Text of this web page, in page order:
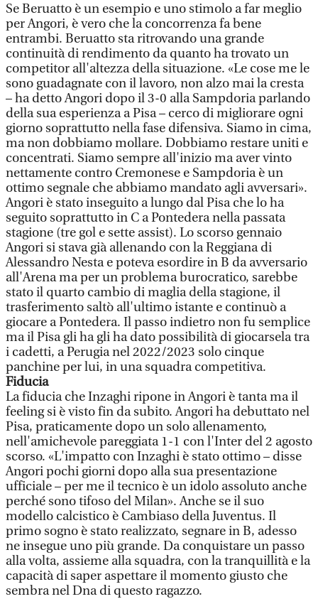
Se Beruatto è un esempio e uno stimolo a far meglio
per Angori, è vero che la concorrenza fa bene
entrambi. Beruatto sta ritrovando una grande
continuità di rendimento da quanto ha trovato un
competitor all'altezza della situazione. «Le cose me le
sono guadagnate con il lavoro, non alzo mai la cresta
– ha detto Angori dopo il 3-0 alla Sampdoria parlando
della sua esperienza a Pisa – cerco di migliorare ogni
giorno soprattutto nella fase difensiva. Siamo in cima,
ma non dobbiamo mollare. Dobbiamo restare uniti e
concentrati. Siamo sempre all'inizio ma aver vinto
nettamente contro Cremonese e Sampdoria è un
ottimo segnale che abbiamo mandato agli avversari».
Angori è stato inseguito a lungo dal Pisa che lo ha
seguito soprattutto in C a Pontedera nella passata
stagione (tre gol e sette assist). Lo scorso gennaio
Angori si stava già allenando con la Reggiana di
Alessandro Nesta e poteva esordire in B da avversario
all'Arena ma per un problema burocratico, sarebbe
stato il quarto cambio di maglia della stagione, il
trasferimento saltò all'ultimo istante e continuò a
giocare a Pontedera. Il passo indietro non fu semplice
ma il Pisa gli ha gli ha dato possibilità di giocarsela tra
i cadetti, a Perugia nel 2022/2023 solo cinque
panchine per lui, in una squadra competitiva.
Fiducia
La fiducia che Inzaghi ripone in Angori è tanta ma il
feeling si è visto fin da subito. Angori ha debuttato nel
Pisa, praticamente dopo un solo allenamento,
nell'amichevole pareggiata 1-1 con l'Inter del 2 agosto
scorso. «L'impatto con Inzaghi è stato ottimo – disse
Angori pochi giorni dopo alla sua presentazione
ufficiale – per me il tecnico è un idolo assoluto anche
perché sono tifoso del Milan». Anche se il suo
modello calcistico è Cambiaso della Juventus. Il
primo sogno è stato realizzato, segnare in B, adesso
ne insegue uno più grande. Da conquistare un passo
alla volta, assieme alla squadra, con la tranquillità e la
capacità di saper aspettare il momento giusto che
sembra nel Dna di questo ragazzo.